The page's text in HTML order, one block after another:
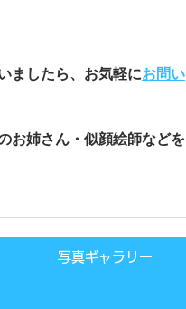
ましたら、お気軽にお問い
お姉さん・似顔絵師などを
写真ギャラリー